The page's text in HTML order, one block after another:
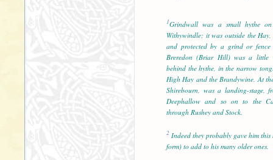
1Grindwall was a small hythe
Withywindle; it was outside the
and protected by a grind or fence
Breredon (Briar Hill) was a little
behind the hythe, in the narrow
High Hay and the Brandywine. At
Shirebourn, was a landing-stage,
Deephallow and so on to the
through Rushey and Stock.
2 Indeed they probably gave him
form) to add to his many older ones.